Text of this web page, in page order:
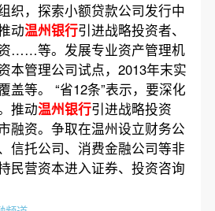
织，探索小额贷款公司发行中
动温州银行引进战略投资者、
……等。发展专业资产管理机
本管理公司试点，2013年末实
盖等。 “省12条”表示，要深化
推动温州银行引进战略投资
融资。争取在温州设立财务公
信托公司、消费金融公司等非
民营资本进入证券、投资咨询